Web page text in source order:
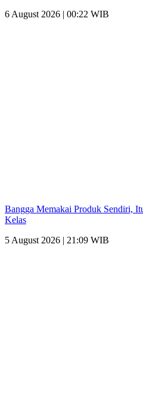
6 August 2026 | 00:22 WIB
Bangga Memakai Produk Sendiri,
Kelas
5 August 2026 | 21:09 WIB